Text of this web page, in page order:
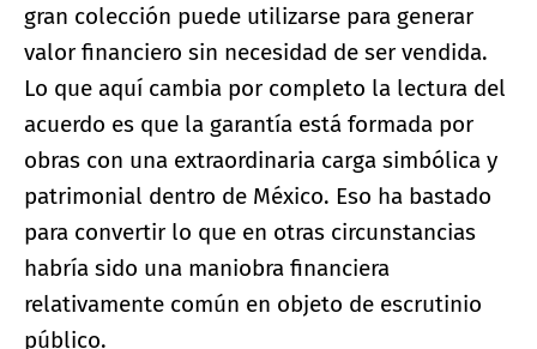
gran colección puede utilizarse para generar
valor financiero sin necesidad de ser vendida.
Lo que aquí cambia por completo la lectura del
acuerdo es que la garantía está formada por
obras con una extraordinaria carga simbólica y
patrimonial dentro de México. Eso ha bastado
para convertir lo que en otras circunstancias
habría sido una maniobra financiera
relativamente común en objeto de escrutinio
público.